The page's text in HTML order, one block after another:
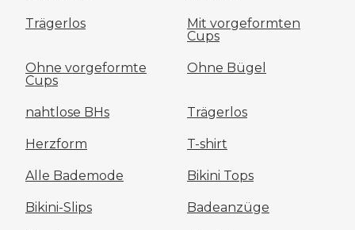
Trägerlos
Mit vorgeformten
Cups
Ohne vorgeformte
Cups
Ohne Bügel
nahtlose BHs Trägerlos
Herzform T-shirt
Alle Bademode Bikini Tops
Bikini-Slips Badeanzüge